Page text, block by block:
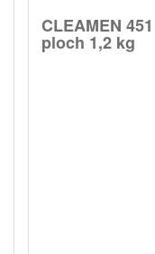
CLEAMEN
ploch 1,2 kg